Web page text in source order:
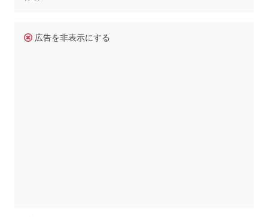
広告を非表示にする